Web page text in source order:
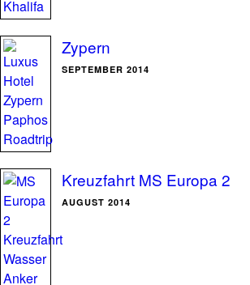
Zypern
SEPTEMBER 2014
Kreuzfahrt MS Europa 2
AUGUST 2014